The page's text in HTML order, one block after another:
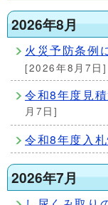
2026年8月
火災予防条例
[2026年8月7日]
令和8年度見
月7日]
令和8年度入
2026年7月